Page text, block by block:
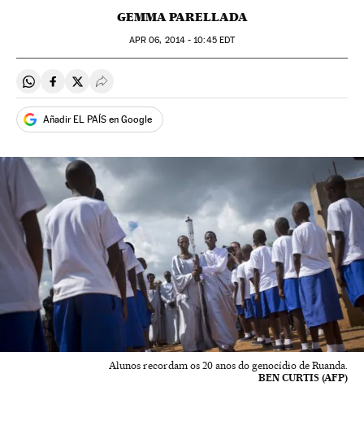
GEMMA PARELLADA
APR 06, 2014 - 10:45EDT
Compartir en Whatsapp
Compartir en Facebook
Compartir en Twitter
Desplegar Redes Sociales
Añadir EL PAÍS en Google
Alunos recordam os 20 anos do genocídio de Ruanda.
BEN CURTIS (AFP)